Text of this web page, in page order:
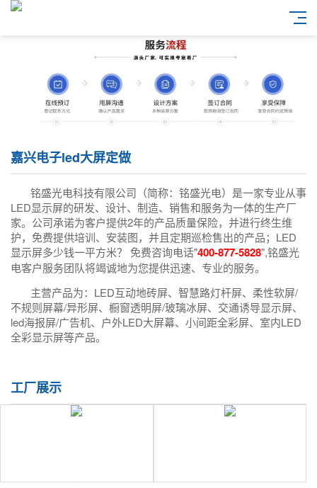
嘉兴电子led大屏定做
铭盛光电科技有限公司（简称：铭盛光电）是一家专业从事
LED显示屏的研发、设计、制造、销售和服务为一体的生产厂
家。公司承诺为客户提供2年的产品质量保险，并进行终生维
护，免费提供培训、安装图，并且定期巡检售出的产品；LED
显示屏多少钱一平方米？ 免费咨询电话"400-877-5828",铭盛光
电客户服务团队将竭诚地为您提供迅速、专业的服务。
主营产品为：LED互动地砖屏、智慧路灯杆屏、柔性软屏/
不规则屏幕/异形屏、橱窗透明屏/玻璃冰屏、交通诱导显示屏、
led海报屏/广告机、户外LED大屏幕、小间距全彩屏、室内LED
全彩显示屏等产品。
工厂展示